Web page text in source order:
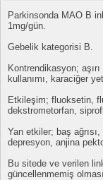
Parkinsonda MAO B
1mg/gün.
Gebelik kategorisi B.
Kontrendikasyon;
kullanımı, karaciğer
Etkileşim; fluoksetin,
dekstrometorfan,
Yan etkiler; baş
depresyon, anjina
Bu sitede ve verilen
güncellenmemiş